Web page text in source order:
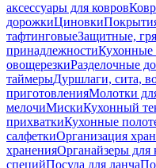
аксессуары для ковров
дорожкиЦиновки
тафтинговыеЗащитные,
принадлежности
овощерезкиРазделочные
таймерыДуршлаги, сита,
приготовленияМолотки
мелочиМискиКухонный
прихваткиКухонные
салфеткиОрганизация
храненияОрганайзеры для
специйПосуда для ланча